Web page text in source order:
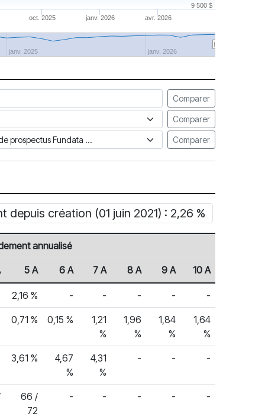
janv. 2026
oct. 2025 avr. 2026
janv. 2025 janv. 2026
9 500 $
Comparer
Comparer
de prospectus Fundata Comparer
depuis création (01 juin 2021) : 2,26 %
annualisé
5 A 6 A 7 A 8 A 9 A 10 A
2,16 % - - - - -
0,71 % 0,15 %
1,21
%
1,96
%
1,84
%
1,64
%
3,61 %
4,67
%
4,31
%
- - -
66 /
72
- - - - -